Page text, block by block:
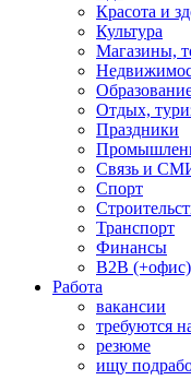
Красота и
Культура
Магазины,
Отдых,
Праздники
Связь и
Спорт
Транспорт
Финансы
B2B (+офис)
Работа
вакансии
требуются
резюме
ищу